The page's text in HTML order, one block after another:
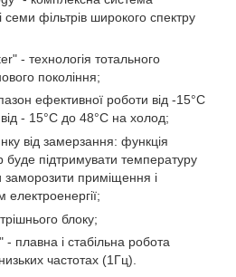
семи фільтрів широкого спектру
- технологія тотального
покоління;
ефективної роботи від -15°C
- 15°C до 48°C на холод;
від замерзання: функція
буде підтримувати температуру
приміщення і
блоку;
- плавна і стабільна робота
частотах (1Гц).